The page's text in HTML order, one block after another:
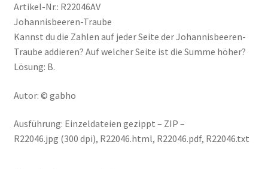
Artikel-Nr.: R22046AV
Johannisbeeren-Traube
Kannst du die Zahlen auf jeder Seite der Johannisbeeren-
Traube addieren? Auf welcher Seite ist die Summe höher?
Lösung: B.
Autor: © gabho
Ausführung: Einzeldateien gezippt – ZIP –
R22046.jpg (300 dpi), R22046.html, R22046.pdf, R22046.txt